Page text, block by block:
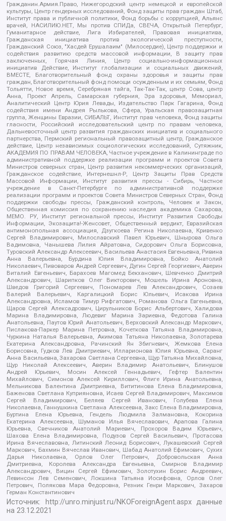
Гражданин.Армия.Право, Нижегородский центр немецкой и европейской
культуры, Центр гендерных исследований, Фонд защиты прав граждан Штаб,
Институт права и публичной политики, Фонд борьбы с коррупцией, Альянс
врачей, НАСИЛИЮ.НЕТ, Мы против СПИДа, СВЕЧА, Открытый Петербург,
Гуманитарное действие, Лига Избирателей, Правовая инициатива,
Гражданская инициатива против экологической преступности,
Гражданский Союз, "Хасдей Ерушалаим" (Милосердие), Центр поддержки и
содействия развитию средств массовой информации, В защиту прав
заключенных, Горячая Линия, Центр социально-информационных
инициатив Действие, Институт глобализации и социальных движений,
ВМЕСТЕ, Благотворительный фонд охраны здоровья и защиты прав
граждан, Благотворительный фонд помощи осужденным и их семьям, Фонд
Тольятти, Новое время, Серебряная тайга, Так-Так-Так, центр Сова, центр
Анна, Проект Апрель, Самарская губерния, Эра здоровья, Мемориал,
Аналитический Центр Юрия Левады, Издательство Парк Гагарина, Фонд
содействия имени Андрея Рылькова, Сфера, Уральская правозащитная
группа, Женщины Евразии, СИБАЛЬТ, Институт прав человека, Фонд защиты
гласности, Российский исследовательский центр по правам человека,
Дальневосточный центр развития гражданских инициатив и социального
партнерства, Пермский региональный правозащитный центр, Гражданское
действие, Центр независимых социологических исследований, Сутяжник,
АКАДЕМИЯ ПО ПРАВАМ ЧЕЛОВЕКА, Частное учреждение в Калининграде по
административной поддержке реализации программ и проектов Совета
Министров северных стран, Центр развития некоммерческих организаций,
Гражданское содействие, Интернешнл-Р, Центр Защиты Прав Средств
Массовой Информации, Институт развития прессы - Сибирь, Частное
учреждение в Санкт-Петербурге по административной поддержке
реализации программ и проектов Совета Министров Северных Стран, Фонд
поддержки свободы прессы, Гражданский контроль, Человек и Закон,
Общественная комиссия по сохранению наследия академика Сахарова,
МЕМО. РУ, Институт региональной прессы, Институт Развития Свободы
Информации, Экозащита!-Женсовет, Общественный вердикт, Евразийская
антимонопольная ассоциация, Дзугкоева Регина Николаевна, Кривенко
Сергей Владимирович, Милославский Павел Юрьевич, Шнырова Ольга
Вадимовна, Чанышева Лилия Айратовна, Сидорович Ольга Борисовна,
Туровский Александр Алексеевич, Васильева Анастасия Евгеньевна, Ривина
Анна Валерьевна, Бурдина Юлия Владимировна, Бойко Анатолий
Николаевич, Пивоваров Андрей Сергеевич, Дугин Сергей Георгиевич, Аверин
Виталий Евгеньевич, Барахоев Магомед Бекханович, Шевченко Дмитрий
Александрович, Шарипков Олег Викторович, Мошель Ирина Ароновна,
Шведов Григорий Сергеевич, Пономарев Лев Александрович, Созаев
Валерий Валерьевич, Каргалицкий Борис Юльевич, Исакова Ирина
Александровна, Исламов Тимур Рифгатович, Романова Ольга Евгеньевна,
Щаров Сергей Алексадрович, Цирульников Борис Альбертович, Халидова
Марина Владимировна, Людевиг Марина Зариевна, Федотова Галина
Анатольевна, Паутов Юрий Анатольевич, Верховский Александр Маркович,
Пислакова-Паркер Марина Петровна, Кочеткова Татьяна Владимировна,
Чуркина Наталья Валерьевна, Акимова Татьяна Николаевна, Золотарева
Екатерина Александровна, Рачинский Ян Збигневич, Жемкова Елена
Борисовна, Гудков Лев Дмитриевич, Илларионова Юлия Юрьевна, Саранг
Анна Васильевна, Захарова Светлана Сергеевна, Щур Татьяна Михайловна,
Щур Николай Алексеевич, Аверин Владимир Анатольевич, Блинушов
Андрей Юрьевич, Мосин Алексей Геннадьевич, Гефтер Валентин
Михайлович, Симонов Алексей Кириллович, Флиге Ирина Анатольевна,
Мельникова Валентина Дмитриевна, Вититинова Елена Владимировна,
Баженова Светлана Куприяновна, Исаев Сергей Владимирович, Максимов
Сергей Владимирович, Беляев Сергей Иванович, Голубева Елена
Николаевна, Ганнушкина Светлана Алексеевна, Закс Елена Владимировна,
Буртина Елена Юрьевна, Гендель Людмила Залмановна, Кокорина
Екатерина Алексеевна, Шуманов Илья Вячеславович, Арапова Галина
Юрьевна, Свечников Анатолий Мариевич, Прохоров Вадим Юрьевич,
Шахова Елена Владимировна, Подузов Сергей Васильевич, Протасова
Ирина Вячеславовна, Литинский Леонид Борисович, Лукашевский Сергей
Маркович, Бахмин Вячеслав Иванович, Шабад Анатолий Ефимович, Сухих
Дарья Николаевна, Орлов Олег Петрович, Добровольская Анна
Дмитриевна, Королева Александра Евгеньевна, Смирнов Владимир
Александрович, Вицин Сергей Ефимович, Золотухин Борис Андреевич,
Левинсон Лев Семенович, Локшина Татьяна Иосифовна, Орлов Олег
Петрович, Полякова Мара Федоровна, Резник Генри Маркович, Захаров
Герман Константинович
Источник: http://unro.minjust.ru/NKOForeignAgent.aspxданные
на23.12.2021